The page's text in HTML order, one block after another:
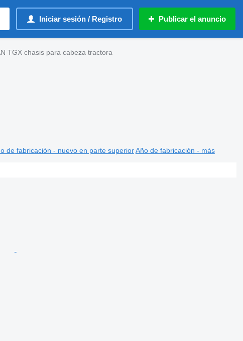
Iniciar sesión / Registro Publicar el anuncio
TGX chasis para cabeza tractora
de fabricación - nuevo en parte superior Año de fabricación - más